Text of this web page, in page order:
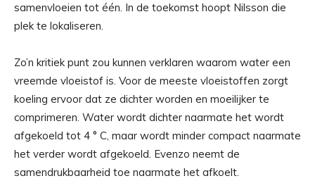
samenvloeien tot één. In de toekomst hoopt Nilsson die
plek te lokaliseren.
Zo’n kritiek punt zou kunnen verklaren waarom water een
vreemde vloeistof is. Voor de meeste vloeistoffen zorgt
koeling ervoor dat ze dichter worden en moeilijker te
comprimeren. Water wordt dichter naarmate het wordt
afgekoeld tot 4 ° C, maar wordt minder compact naarmate
het verder wordt afgekoeld. Evenzo neemt de
samendrukbaarheid toe naarmate het afkoelt.